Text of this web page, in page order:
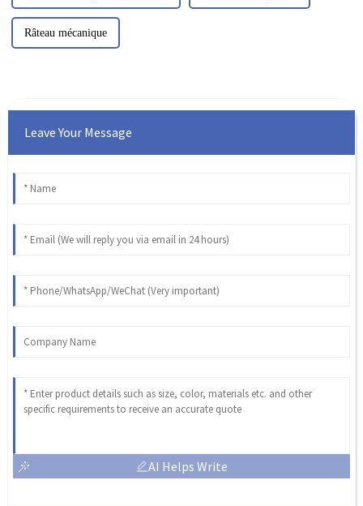
Râteau mécanique
Leave Your Message
AI Helps Write